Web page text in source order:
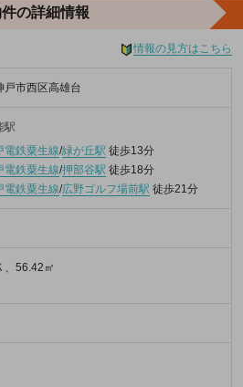
の詳細情報
情報の見方はこちら
戸市西区高雄台
駅
電鉄粟生線/緑が丘駅 徒歩13分
電鉄粟生線/押部谷駅 徒歩18分
電鉄粟生線/広野ゴルフ場前駅 徒歩21分
、56.42㎡